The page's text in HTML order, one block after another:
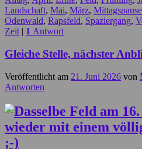
Landschaft, Mai, März, Mittagspause
Odenwald, Rapsfeld, Spaziergang,
Zeit | 1 Antwort
Gleiche Stelle, nächster
Veröffentlicht am 21. Juni 2026 von
Antworten